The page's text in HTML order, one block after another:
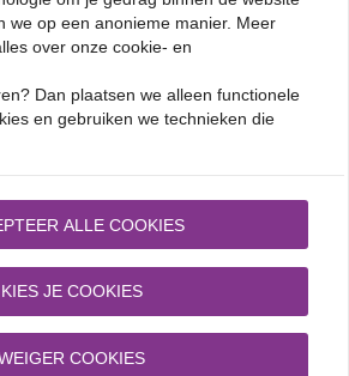
werk je snel, secuur en professioneel.
voor chefs die gaan voor kwaliteit en
€ 70
tegen schade
we op een anonieme manier. Meer
over onze cookie- en
? Dan plaatsen we alleen functionele
en gebruiken we technieken die
ALLE COOKIES
KIES JE COOKIES
COOKIES